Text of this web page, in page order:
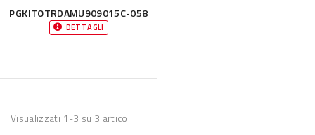
PGKITOTRDAMU909015C-058
DETTAGLI
Visualizzati 1-3 su 3 articoli